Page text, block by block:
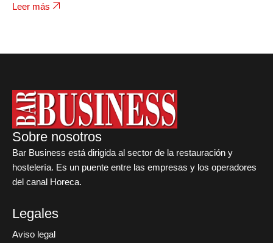
Leer más
Sobre nosotros
Bar Business está dirigida al sector de la restauración y
hostelería. Es un puente entre las empresas y los operadores
del canal Horeca.
Legales
Aviso legal